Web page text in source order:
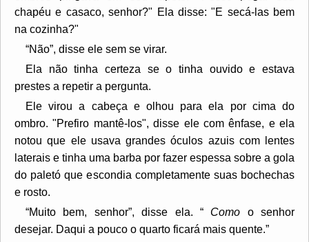
chapéu e casaco, senhor?" Ela disse: "E secá-las bem
na cozinha?"
“Não”, disse ele sem se virar.
Ela não tinha certeza se o tinha ouvido e estava
prestes a repetir a pergunta.
Ele virou a cabeça e olhou para ela por cima do
ombro. "Prefiro mantê-los", disse ele com ênfase, e ela
notou que ele usava grandes óculos azuis com lentes
laterais e tinha uma barba por fazer espessa sobre a gola
do paletó que escondia completamente suas bochechas
e rosto.
“Muito bem, senhor”, disse ela. “ Como o senhor
desejar. Daqui a pouco o quarto ficará mais quente.”